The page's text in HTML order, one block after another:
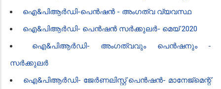
ഐ‌&പി‌ആർ‌ഡി-പെൻഷൻ - അംഗത്വ വ്യവസ്ഥ
ഐ‌&പി‌ആർ‌ഡി- പെൻഷൻ സർക്കുലർ- മെയ് 2020
ഐ‌&പി‌ആർ‌ഡി- അംഗത്വവും പെൻഷനും -
സർക്കുലർ
ഐ‌&പി‌ആർ‌ഡി- ജേർണലിസ്റ്റ് പെൻഷൻ- മാനേജ്മെന്റ്